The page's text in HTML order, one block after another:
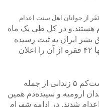
سال ٩۵ بیش از سی نَفَر از جوانان اهل سنت اعدام
هستند.و در کل طی یک ماه
بشر ایران به ثبت رسیده
که رسانه‌های رسمی و قوه قضائیه تنها ۴۲ فقره از آن را اعلان
اولین دقایق روز سه‌شنبه نهم اوت دست‌کم ۵ زندانی از جمله
ارومیه و سپیده‌دم همین
اعدام شدند. در ادامه شهرام